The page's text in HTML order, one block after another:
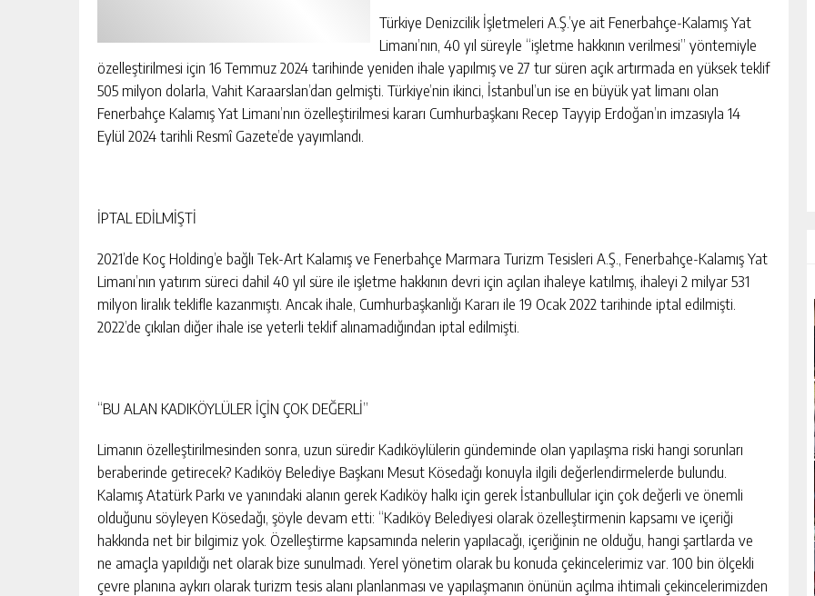
Türkiye Denizcilik İşletmeleri A.Ş.’ye ait Fenerbahçe-Kalamış Yat
Limanı’nın, 40 yıl süreyle “işletme hakkının verilmesi” yöntemiyle
özelleştirilmesi için 16 Temmuz 2024 tarihinde yeniden ihale yapılmış ve 27 tur süren açık artırmada en yüksek teklif
505 milyon dolarla, Vahit Karaarslan’dan gelmişti. Türkiye’nin ikinci, İstanbul’un ise en büyük yat limanı olan
Fenerbahçe Kalamış Yat Limanı’nın özelleştirilmesi kararı Cumhurbaşkanı Recep Tayyip Erdoğan’ın imzasıyla 14
Eylül 2024 tarihli Resmî Gazete’de yayımlandı.
İPTAL EDİLMİŞTİ
2021’de Koç Holding’e bağlı Tek-Art Kalamış ve Fenerbahçe Marmara Turizm Tesisleri A.Ş., Fenerbahçe-Kalamış Yat
Limanı’nın yatırım süreci dahil 40 yıl süre ile işletme hakkının devri için açılan ihaleye katılmış, ihaleyi 2 milyar 531
milyon liralık teklifle kazanmıştı. Ancak ihale, Cumhurbaşkanlığı Kararı ile 19 Ocak 2022 tarihinde iptal edilmişti.
2022’de çıkılan diğer ihale ise yeterli teklif alınamadığından iptal edilmişti.
“BU ALAN KADIKÖYLÜLER İÇİN ÇOK DEĞERLİ”
Limanın özelleştirilmesinden sonra, uzun süredir Kadıköylülerin gündeminde olan yapılaşma riski hangi sorunları
beraberinde getirecek? Kadıköy Belediye Başkanı Mesut Kösedağı konuyla ilgili değerlendirmelerde bulundu.
Kalamış Atatürk Parkı ve yanındaki alanın gerek Kadıköy halkı için gerek İstanbullular için çok değerli ve önemli
olduğunu söyleyen Kösedağı, şöyle devam etti: “Kadıköy Belediyesi olarak özelleştirmenin kapsamı ve içeriği
hakkında net bir bilgimiz yok. Özelleştirme kapsamında nelerin yapılacağı, içeriğinin ne olduğu, hangi şartlarda ve
ne amaçla yapıldığı net olarak bize sunulmadı. Yerel yönetim olarak bu konuda çekincelerimiz var. 100 bin ölçekli
çevre planına aykırı olarak turizm tesis alanı planlanması ve yapılaşmanın önünün açılma ihtimali çekincelerimizden